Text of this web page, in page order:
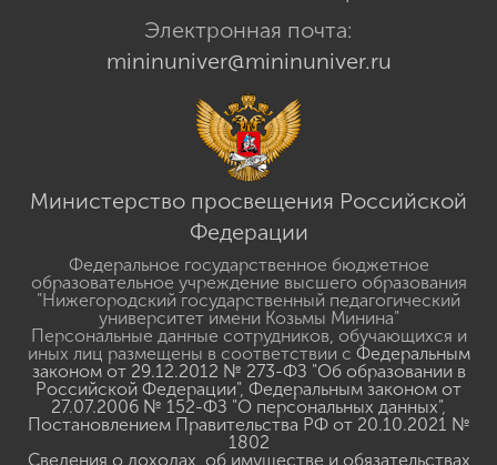
Электронная почта:
mininuniver@mininuniver.ru
Министерство просвещения Российской
Федерации
Федеральное государственное бюджетное
образовательное учреждение высшего образования
"Нижегородский государственный педагогический
университет имени Козьмы Минина"
Персональные данные сотрудников, обучающихся и
иных лиц размещены в соответствии с Федеральным
законом от 29.12.2012 № 273-ФЗ "Об образовании в
Российской Федерации", Федеральным законом от
27.07.2006 № 152-ФЗ "О персональных данных",
Постановлением Правительства РФ от 20.10.2021 №
1802
Сведения о доходах, об имуществе и обязательствах